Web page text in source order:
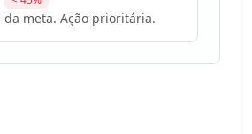
da meta. Ação prioritária.